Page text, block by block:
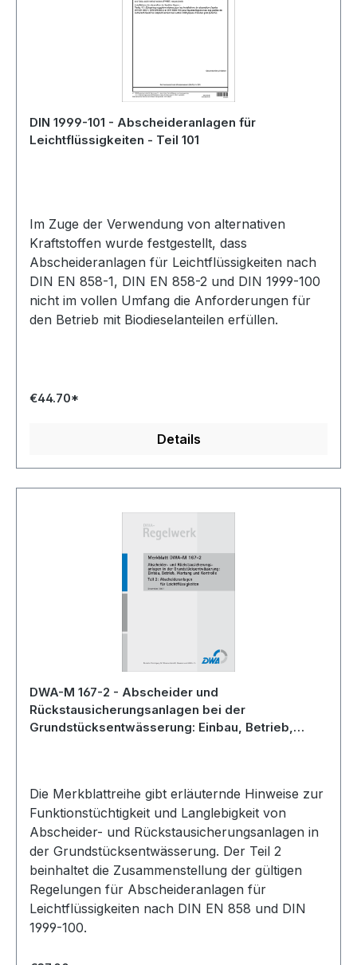
DIN 1999-101 - Abscheideranlagen für
Leichtflüssigkeiten - Teil 101
Im Zuge der Verwendung von alternativen
Kraftstoffen wurde festgestellt, dass
Abscheideranlagen für Leichtflüssigkeiten nach
DIN EN 858-1, DIN EN 858-2 und DIN 1999-100
nicht im vollen Umfang die Anforderungen für
den Betrieb mit Biodieselanteilen erfüllen.
€44.70*
Details
DWA-M 167-2 - Abscheider und
Rückstausicherungsanlagen bei der
Grundstücksentwässerung: Einbau, Betrieb,
2008
Die Merkblattreihe gibt erläuternde Hinweise zur
Funktionstüchtigkeit und Langlebigkeit von
Abscheider- und Rückstausicherungsanlagen in
der Grundstücksentwässerung. Der Teil 2
beinhaltet die Zusammenstellung der gültigen
Regelungen für Abscheideranlagen für
Leichtflüssigkeiten nach DIN EN 858 und DIN
1999-100.